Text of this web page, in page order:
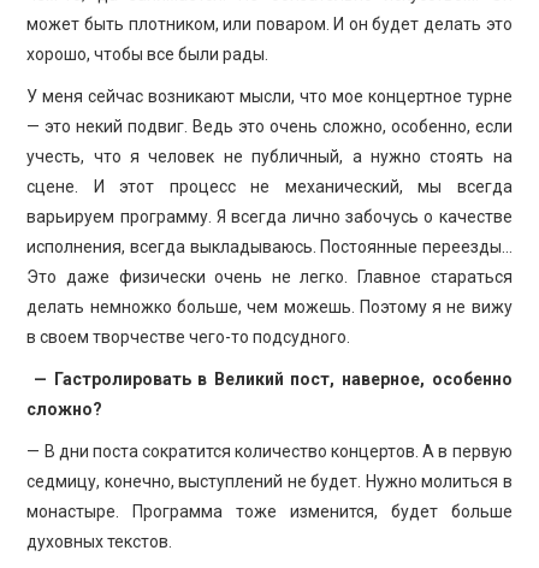
может быть плотником, или поваром. И он будет делать это
хорошо, чтобы все были рады.
У меня сейчас возникают мысли, что мое концертное турне
— это некий подвиг. Ведь это очень сложно, особенно, если
учесть, что я человек не публичный, а нужно стоять на
сцене. И этот процесс не механический, мы всегда
варьируем программу. Я всегда лично забочусь о качестве
исполнения, всегда выкладываюсь. Постоянные переезды…
Это даже физически очень не легко. Главное стараться
делать немножко больше, чем можешь. Поэтому я не вижу
в своем творчестве чего-то подсудного.
— Гастролировать в Великий пост, наверное, особенно
сложно?
— В дни поста сократится количество концертов. А в первую
седмицу, конечно, выступлений не будет. Нужно молиться в
монастыре. Программа тоже изменится, будет больше
духовных текстов.